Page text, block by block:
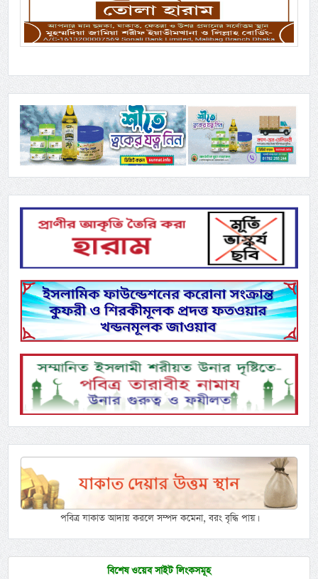
পবিত্র যাকাত আদায় করলে সম্পদ কমেনা, বরং বৃদ্ধি পায়।
বিশেষ ওয়েব সাইট লিংকসমূহ